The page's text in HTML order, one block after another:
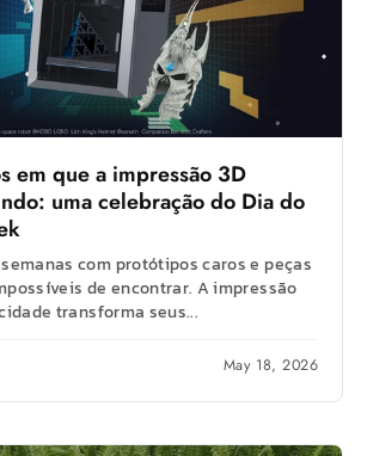
em que a impressão 3D
uma celebração do Dia do
com protótipos caros e peças
de encontrar. A impressão
transforma seus...
May 18, 2026